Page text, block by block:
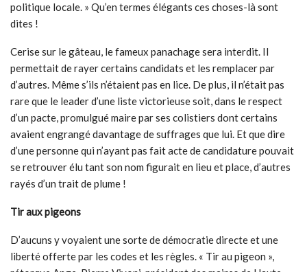
politique locale. » Qu’en termes élégants ces choses-là sont
dites !
Cerise sur le gâteau, le fameux panachage sera interdit. Il
permettait de rayer certains candidats et les remplacer par
d’autres. Même s’ils n’étaient pas en lice. De plus, il n’était pas
rare que le leader d’une liste victorieuse soit, dans le respect
d’un pacte, promulgué maire par ses colistiers dont certains
avaient engrangé davantage de suffrages que lui. Et que dire
d’une personne qui n’ayant pas fait acte de candidature pouvait
se retrouver élu tant son nom figurait en lieu et place, d’autres
rayés d’un trait de plume !
Tir aux pigeons
D’aucuns y voyaient une sorte de démocratie directe et une
liberté offerte par les codes et les règles. « Tir au pigeon »,